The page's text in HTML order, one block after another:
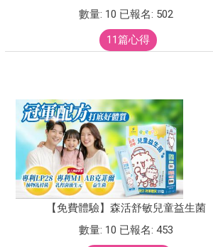
數量: 10 已報名: 502
11篇心得
【免費體驗】森活舒敏兒童益生菌
數量: 10 已報名: 453